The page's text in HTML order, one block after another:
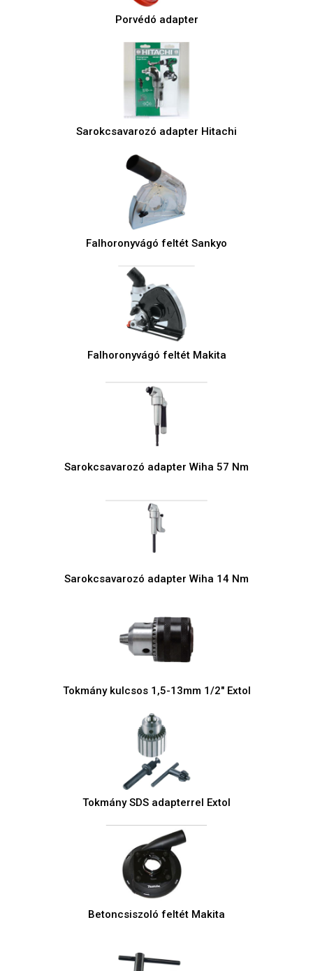
Porvédó adapter
Sarokcsavarozó adapter Hitachi
Falhoronyvágó feltét Sankyo
Falhoronyvágó feltét Makita
Sarokcsavarozó adapter Wiha 57 Nm
Sarokcsavarozó adapter Wiha 14 Nm
Tokmány kulcsos 1,5-13mm 1/2" Extol
Tokmány SDS adapterrel Extol
Betoncsiszoló feltét Makita